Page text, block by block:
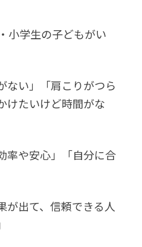
小学生の子どもがい
ない」「肩こりがつら
けたいけど時間がな
率や安心」「自分に合
が出て、信頼できる人